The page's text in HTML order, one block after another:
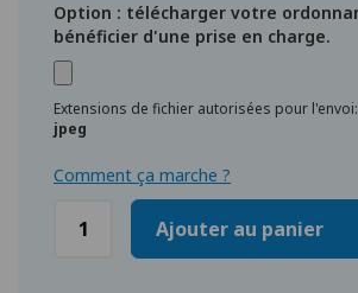
Option : télécharger votre
bénéficier d'une prise en charge.
Extensions de fichier autorisées pour l'envoi:
jpeg
Comment ça marche ?
Ajouter au panier